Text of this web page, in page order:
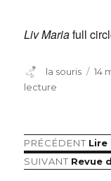
Liv Mariafull
Auteur
la souris 14
lecture
PRÉCÉDENT Lire
SUIVANT Article
Revue